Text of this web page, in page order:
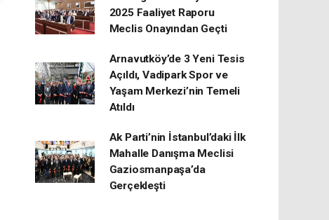
2025 Faaliyet Raporu
Meclis Onayından Geçti
Arnavutköy’de 3 Yeni Tesis
Açıldı, Vadipark Spor ve
Yaşam Merkezi’nin Temeli
Atıldı
Ak Parti’nin İstanbul’daki İlk
Mahalle Danışma Meclisi
Gaziosmanpaşa’da
Gerçekleşti